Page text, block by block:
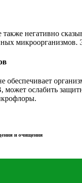
негативно
обеспечивает
ослабить
и очищения